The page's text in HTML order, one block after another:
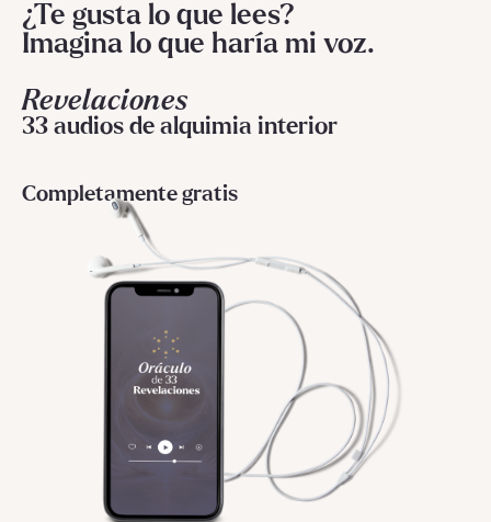
¿Te gusta lo que lees?
Imagina lo que haría mi voz.
Revelaciones
33 audios de alquimia interior
Completamente gratis